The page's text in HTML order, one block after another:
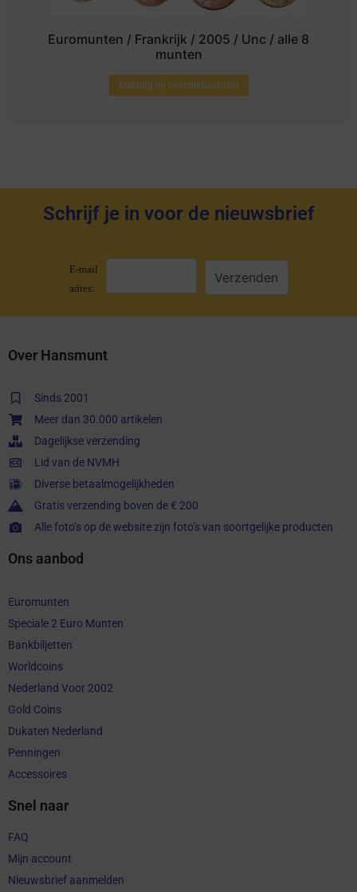
Euromunten / Frankrijk / 2005 / Unc / alle 8
munten
Melding bij beschikbaarheid
Schrijf je in voor de nieuwsbrief
E-mail
adres:
Over Hansmunt
Sinds 2001
Meer dan 30.000 artikelen
Dagelijkse verzending
Lid van de NVMH
Diverse betaalmogelijkheden
Gratis verzending boven de € 200
Alle foto’s op de website zijn foto’s van soortgelijke producten
Ons aanbod
Euromunten
Speciale 2 Euro Munten
Bankbiljetten
Worldcoins
Nederland Voor 2002
Gold Coins
Dukaten Nederland
Penningen
Accessoires
Snel naar
FAQ
Mijn account
Nieuwsbrief aanmelden